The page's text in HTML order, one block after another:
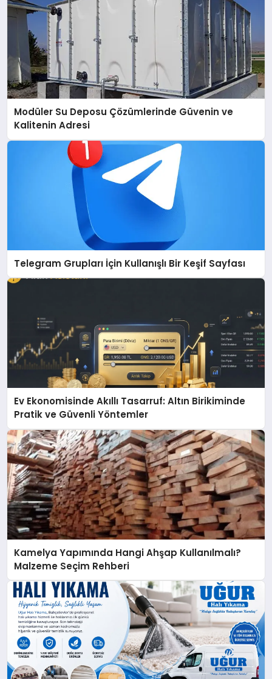
Modüler Su Deposu Çözümlerinde Güvenin ve
Kalitenin Adresi
Telegram Grupları İçin Kullanışlı Bir Keşif Sayfası
Ev Ekonomisinde Akıllı Tasarruf: Altın Birikiminde
Pratik ve Güvenli Yöntemler
Kamelya Yapımında Hangi Ahşap Kullanılmalı?
Malzeme Seçim Rehberi